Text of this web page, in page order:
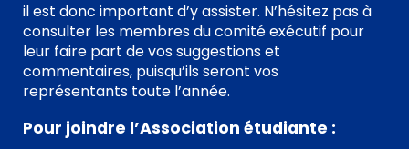
il est donc important d’y assister. N’hésitez pas à
consulter les membres du comité exécutif pour
leur faire part de vos suggestions et
commentaires, puisqu’ils seront vos
représentants toute l’année.
Pour joindre l’Association étudiante :